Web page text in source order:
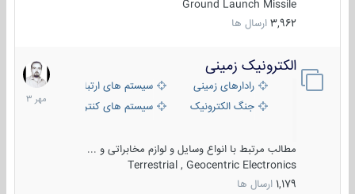
Ground Launch Missile
3,962 ارسال ها
الکترونیک زمینی
رادارهای زمینی
سیستم های ارتباطی و جمع آوری
جنگ الکترونیک
سیستم های کنترل آتش و تجهیزات
مطالب مرتبط با انواع وسایل و لوازم مخابراتی و ...
Terrestrial , Geocentric Electronics
1,179 ارسال ها
1
مهر
1403